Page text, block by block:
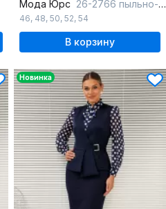
Мода Юрс 26-2766 пыльно-синий
46, 48, 50, 52, 54
В корзину
Новинка